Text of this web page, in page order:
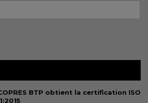
BTP obtient la certification ISO